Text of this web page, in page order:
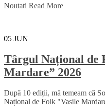
Noutati Read More
05 JUN
Târgul Național de
Mardare” 2026
După 10 ediții, mă temeam că
Național de Folk "Vasile